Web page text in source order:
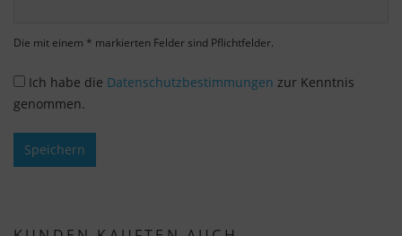
Die mit einem * markierten Felder sind Pflichtfelder.
Ich habe die Datenschutzbestimmungen zur Kenntnis
genommen.
Speichern
im Fußbereich der Seite finden. Ergänzende
Wir nutzen Google Analytics, um eine